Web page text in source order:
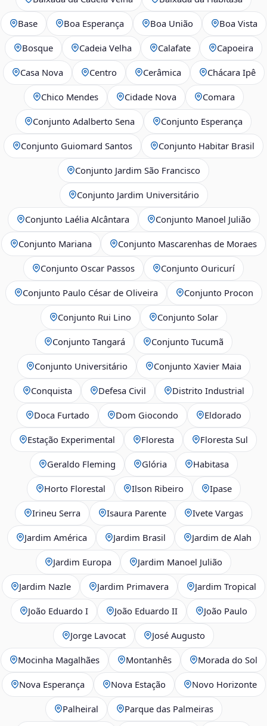
Base Boa Esperança Boa União Boa Vista
Bosque Cadeia Velha Calafate Capoeira
Casa Nova Centro Cerâmica Chácara Ipê
Chico Mendes Cidade Nova Comara
Conjunto Adalberto Sena Conjunto Esperança
Conjunto Guiomard Santos Conjunto Habitar Brasil
Conjunto Jardim São Francisco
Conjunto Jardim Universitário
Conjunto Laélia Alcântara Conjunto Manoel Julião
Conjunto Mariana Conjunto Mascarenhas de Moraes
Conjunto Oscar Passos Conjunto Ouricurí
Conjunto Paulo César de Oliveira Conjunto Procon
Conjunto Rui Lino Conjunto Solar
Conjunto Tangará Conjunto Tucumã
Conjunto Universitário Conjunto Xavier Maia
Conquista Defesa Civil Distrito Industrial
Doca Furtado Dom Giocondo Eldorado
Estação Experimental Floresta Floresta Sul
Geraldo Fleming Glória Habitasa
Horto Florestal Ilson Ribeiro Ipase
Irineu Serra Isaura Parente Ivete Vargas
Jardim América Jardim Brasil Jardim de Alah
Jardim Europa Jardim Manoel Julião
Jardim Nazle Jardim Primavera Jardim Tropical
João Eduardo I João Eduardo II João Paulo
Jorge Lavocat José Augusto
Mocinha Magalhães Montanhês Morada do Sol
Nova Esperança Nova Estação Novo Horizonte
Palheiral Parque das Palmeiras